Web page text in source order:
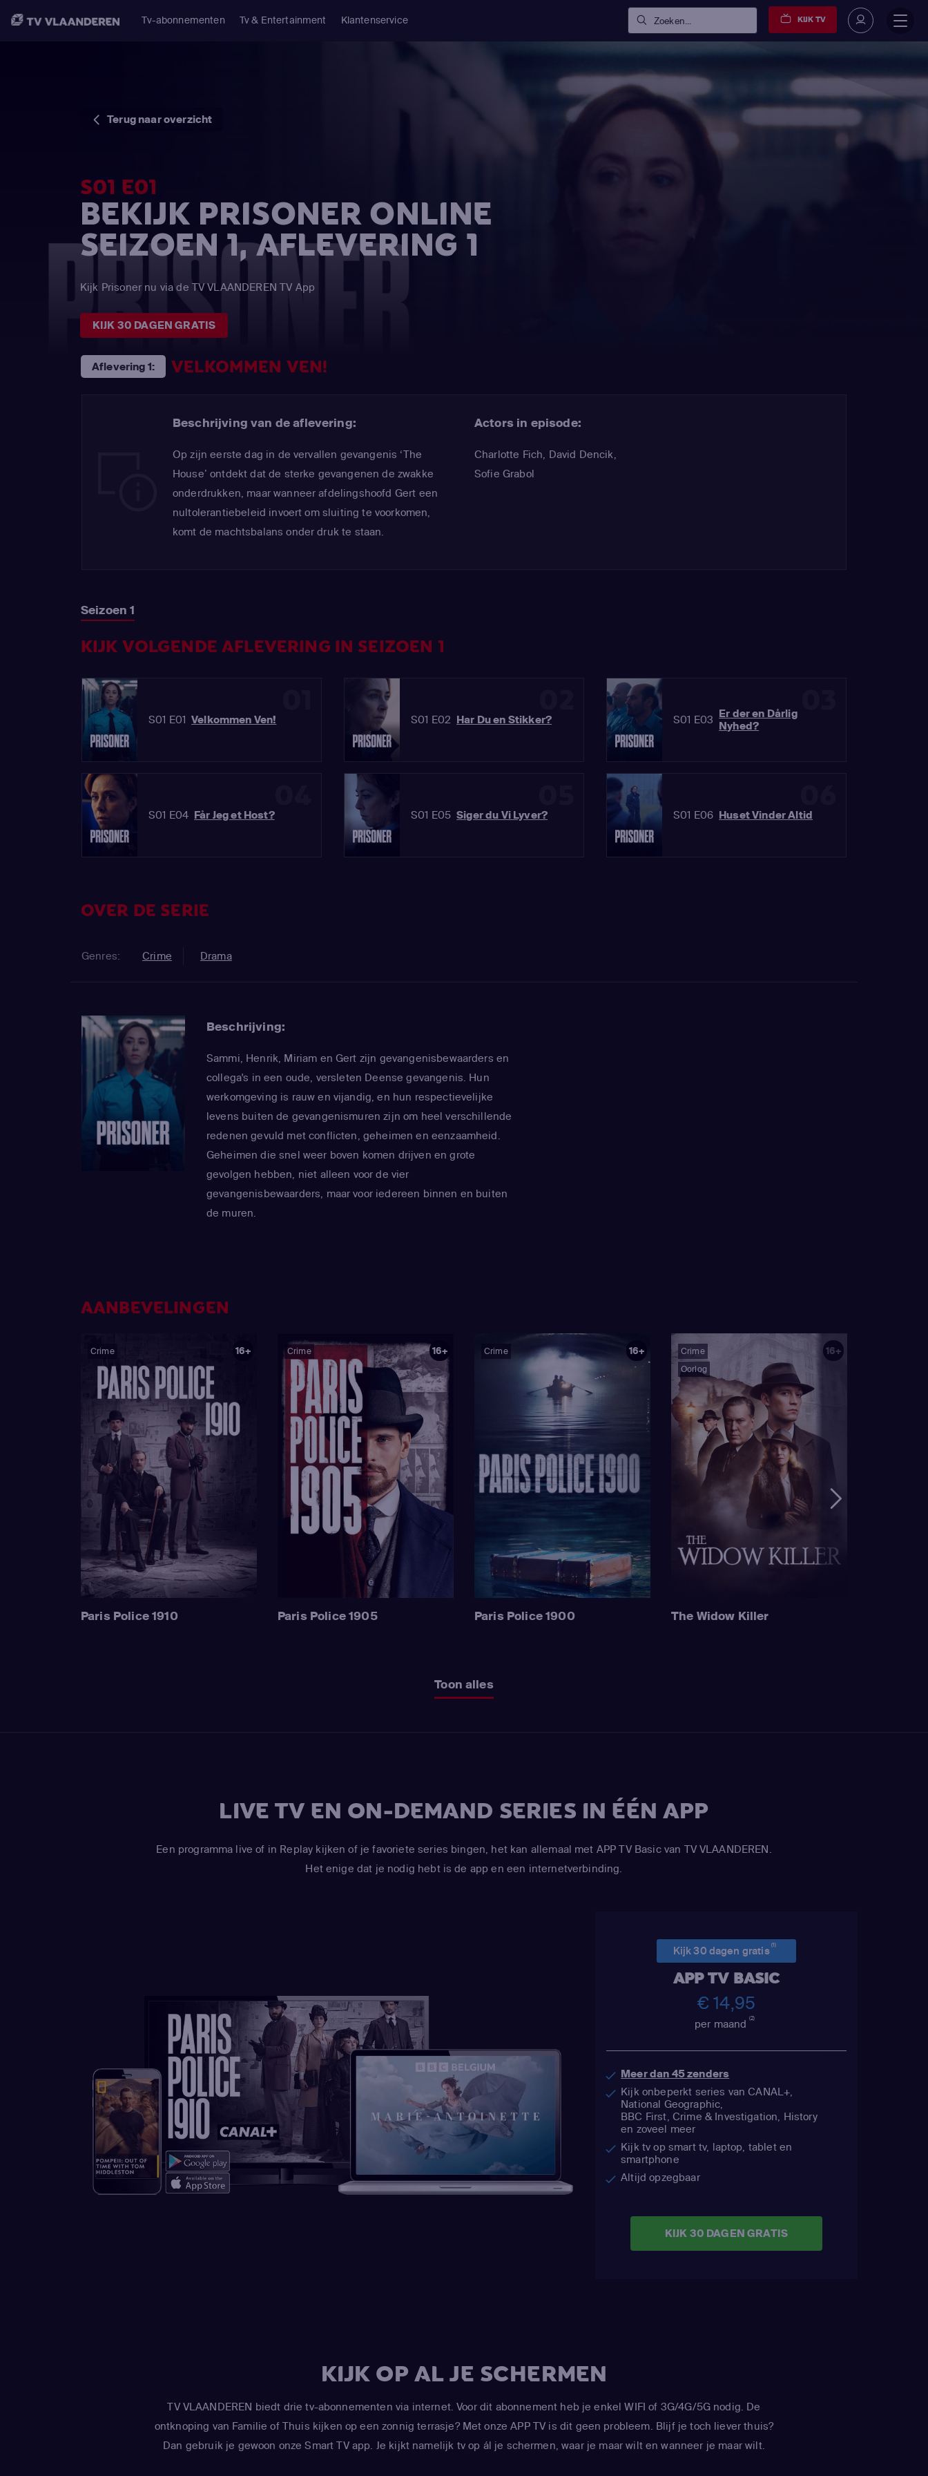
Tv-abonnementen Tv & Entertainment Klantenservice Zoeken... KIJK TV
Terug naar overzicht
S01 E01
BEKIJK PRISONER ONLINE
SEIZOEN 1, AFLEVERING 1
Kijk Prisoner nu via de TV VLAANDEREN TV App
KIJK 30 DAGEN GRATIS
Aflevering 1: VELKOMMEN VEN!
Beschrijving van de aflevering:
Op zijn eerste dag in de vervallen gevangenis ‘The
House’ ontdekt dat de sterke gevangenen de zwakke
onderdrukken, maar wanneer afdelingshoofd Gert een
nultolerantiebeleid invoert om sluiting te voorkomen,
komt de machtsbalans onder druk te staan.
Actors in episode:
Charlotte Fich, David Dencik,
Sofie Grabol
Seizoen 1
KIJK VOLGENDE AFLEVERING IN SEIZOEN 1
S01 E01 Velkommen Ven! S01 E02 Har Du en Stikker? S01 E03 Er der en Dårlig
Nyhed?
S01 E04 Får Jeg et Host? S01 E05 Siger du Vi Lyver? S01 E06 Huset Vinder Altid
OVER DE SERIE
Genres: Crime Drama
Beschrijving:
Sammi, Henrik, Miriam en Gert zijn gevangenisbewaarders en
collega's in een oude, versleten Deense gevangenis. Hun
werkomgeving is rauw en vijandig, en hun respectievelijke
levens buiten de gevangenismuren zijn om heel verschillende
redenen gevuld met conflicten, geheimen en eenzaamheid.
Geheimen die snel weer boven komen drijven en grote
gevolgen hebben, niet alleen voor de vier
gevangenisbewaarders, maar voor iedereen binnen en buiten
de muren.
AANBEVELINGEN
Crime 16+
Paris Police 1910
Crime 16+
Paris Police 1905
Crime 16+
Paris Police 1900
Crime
Oorlog
16+
The Widow Killer
Toon alles
LIVE TV EN ON-DEMAND SERIES IN ÉÉN APP
Een programma live of in Replay kijken of je favoriete series bingen, het kan allemaal met APP TV Basic van TV VLAANDEREN.
Het enige dat je nodig hebt is de app en een internetverbinding.
Kijk 30 dagen gratis(1)
APP TV BASIC
€ 14,95
per maand(2)
Meer dan 45 zenders
Kijk onbeperkt series van CANAL+,
National Geographic,
BBC First, Crime & Investigation, History
en zoveel meer
Kijk tv op smart tv, laptop, tablet en
smartphone
Altijd opzegbaar
KIJK 30 DAGEN GRATIS
KIJK OP AL JE SCHERMEN
TV VLAANDEREN biedt drie tv-abonnementen via internet. Voor dit abonnement heb je enkel WIFI of 3G/4G/5G nodig. De
ontknoping van Familie of Thuis kijken op een zonnig terrasje? Met onze APP TV is dit geen probleem. Blijf je toch liever thuis?
Dan gebruik je gewoon onze Smart TV app. Je kijkt namelijk tv op ál je schermen, waar je maar wilt en wanneer je maar wilt.